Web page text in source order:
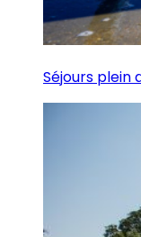
Séjours plein